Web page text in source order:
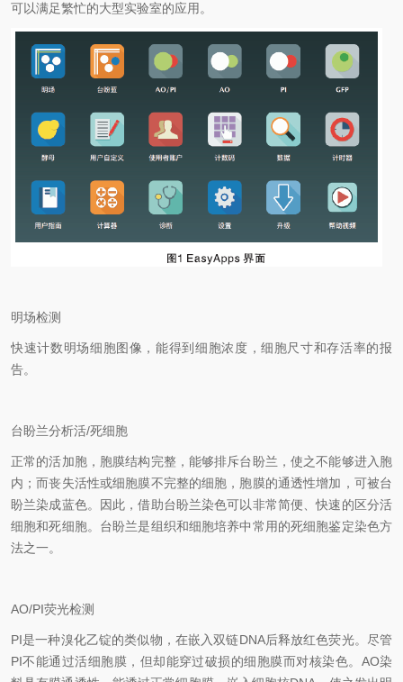
可以满足繁忙的大型实验室的应用。
明场检测
快速计数明场细胞图像，能得到细胞浓度，细胞尺寸和存活率的报
告。
台盼兰分析活/死细胞
正常的活加胞，胞膜结构完整，能够排斥台盼兰，使之不能够进入胞
内；而丧失活性或细胞膜不完整的细胞，胞膜的通透性增加，可被台
盼兰染成蓝色。因此，借助台盼兰染色可以非常简便、快速的区分活
细胞和死细胞。台盼兰是组织和细胞培养中常用的死细胞鉴定染色方
法之一。
AO/PI荧光检测
PI是一种溴化乙锭的类似物，在嵌入双链DNA后释放红色荧光。尽管
PI不能通过活细胞膜，但却能穿过破损的细胞膜而对核染色。 AO染